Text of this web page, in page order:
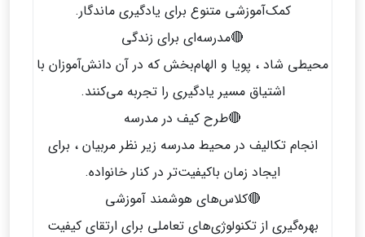
کمک‌آموزشی متنوع برای یادگیری ماندگار.
🔴مدرسه‌ای برای زندگی
محیطی شاد ، پویا و الهام‌بخش که در آن دانش‌آموزان با
اشتیاق مسیر یادگیری را تجربه می‌کنند.
🔴طرح کیف در مدرسه
انجام تکالیف در محیط مدرسه زیر نظر مربیان ، برای
ایجاد زمان باکیفیت‌تر در کنار خانواده.
🔴کلاس‌های هوشمند آموزشی
بهره‌گیری از تکنولوژی‌های تعاملی برای ارتقای کیفیت